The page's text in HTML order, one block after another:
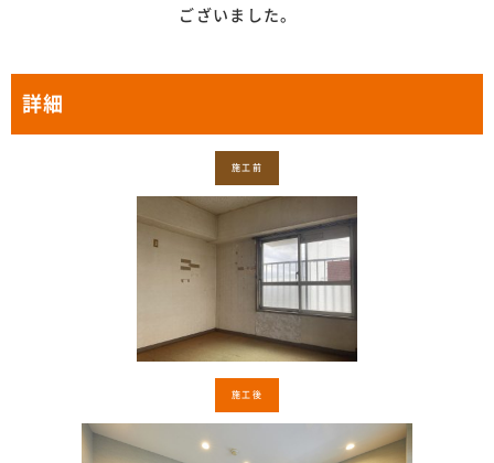
ございました。
詳細
施工前
施工後